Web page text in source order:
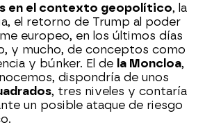
en el contexto geopolítico, la
el retorno de Trump al poder
europeo, en los últimos días
y mucho, de conceptos como
y búnker. El de la Moncloa,
dispondría de unos
, tres niveles y contaría
un posible ataque de riesgo